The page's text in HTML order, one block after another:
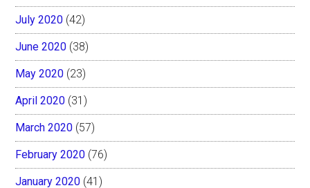
July 2020 (42)
June 2020 (38)
May 2020 (23)
April 2020 (31)
March 2020 (57)
February 2020 (76)
January 2020 (41)